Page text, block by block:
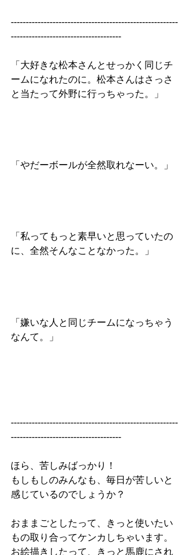
--------------------------------------------------------
-------------------------------------
「大好きな松本さんとせっかく同じチ
ームになれたのに。松本さんはさっさ
と当たって外野に行っちゃった。」
「やだーボールが全然取れなーい。」
「私ってもっと素早いと思っていたの
に、全然そんなことなかった。」
「嫌いな人と同じチームになっちゃう
なんて。」
--------------------------------------------------------
-------------------------------------
ほら、苦しみばっかり！
もしもしのみんなも、毎日が苦しいと
感じているのでしょうか？
おままごとしたって、きっと使いたい
もの取り合ってケンカしちゃいます。
お絵描きしたって、きっと馬鹿にされ